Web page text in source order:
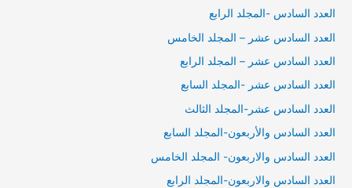
العدد السادس -المجلد الرابع
العدد السادس عشر – المجلد الخامس
العدد السادس عشر – المجلد الرابع
العدد السادس عشر -المجلد السابع
العدد السادس عشر-المجلد الثالث
العدد السادس والأربعون-المجلد السابع
العدد السادس والاربعون- المجلد الخامس
العدد السادس والاربعون-المجلد الرابع